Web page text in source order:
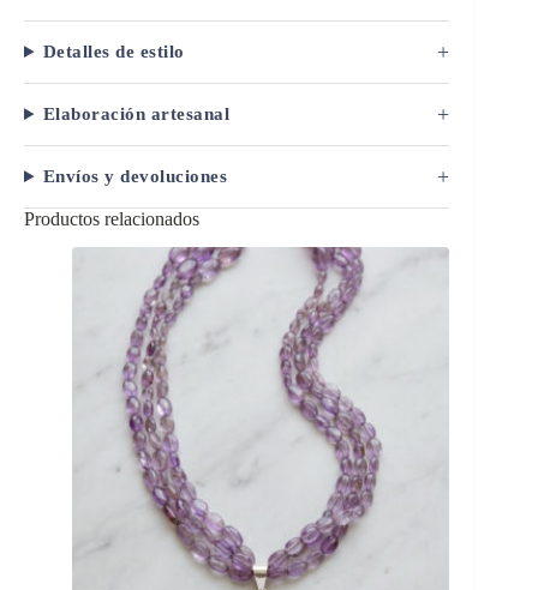
en
cantidad
Detalles de estilo +
Elaboración artesanal +
Envíos y devoluciones +
Productos relacionados